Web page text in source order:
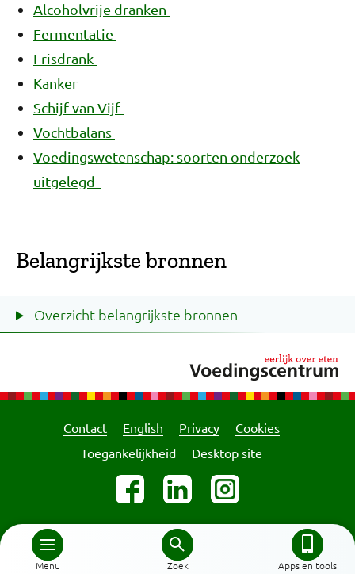
Menu Zoek Apps en tools
Alcoholvrije dranken
Fermentatie
Frisdrank
Kanker
Schijf van Vijf
Vochtbalans
Voedingswetenschap: soorten onderzoek
uitgelegd
Belangrijkste bronnen
Overzicht belangrijkste bronnen
Contact English Privacy
Cookies
Toegankelijkheid
Desktop site